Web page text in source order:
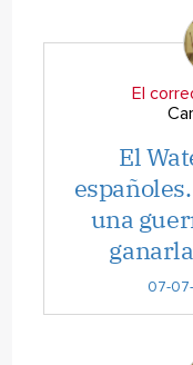
El
El
una
07-